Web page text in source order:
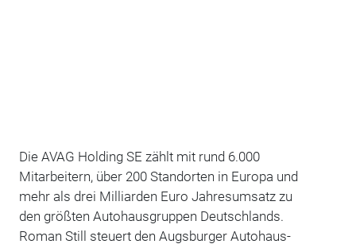
Die AVAG Holding SE zählt mit rund 6.000
Mitarbeitern, über 200 Standorten in Europa und
mehr als drei Milliarden Euro Jahresumsatz zu
den größten Autohausgruppen Deutschlands.
Roman Still steuert den Augsburger Autohaus-